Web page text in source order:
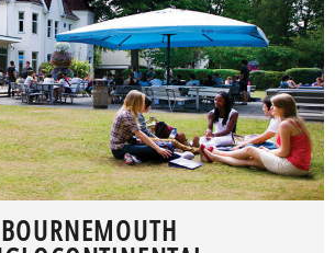
BOURNEMOUTH